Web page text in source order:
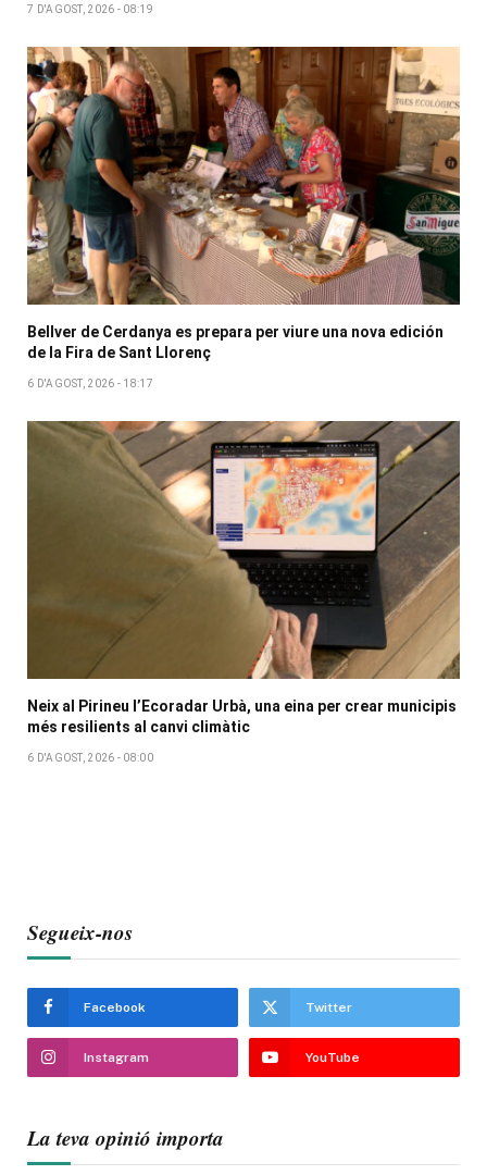
7 D'AGOST, 2026 - 08:19
Bellver de Cerdanya es prepara per viure una nova edición
de la Fira de Sant Llorenç
6 D'AGOST, 2026 - 18:17
Neix al Pirineu l’Ecoradar Urbà, una eina per crear municipis
més resilients al canvi climàtic
6 D'AGOST, 2026 - 08:00
Segueix-nos
Facebook Twitter
Instagram YouTube
La teva opinió importa